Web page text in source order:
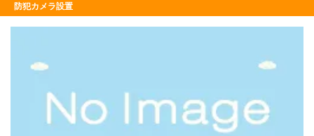
防犯カメラ設置